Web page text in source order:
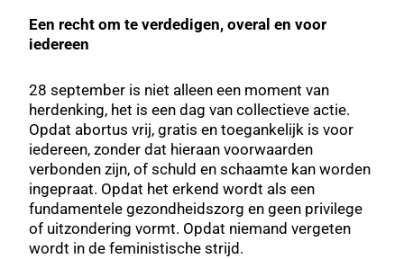
Een recht om te verdedigen, overal en voor
iedereen
28 september is niet alleen een moment van
herdenking, het is een dag van collectieve actie.
Opdat abortus vrij, gratis en toegankelijk is voor
iedereen, zonder dat hieraan voorwaarden
verbonden zijn, of schuld en schaamte kan worden
ingepraat. Opdat het erkend wordt als een
fundamentele gezondheidszorg en geen privilege
of uitzondering vormt. Opdat niemand vergeten
wordt in de feministische strijd.